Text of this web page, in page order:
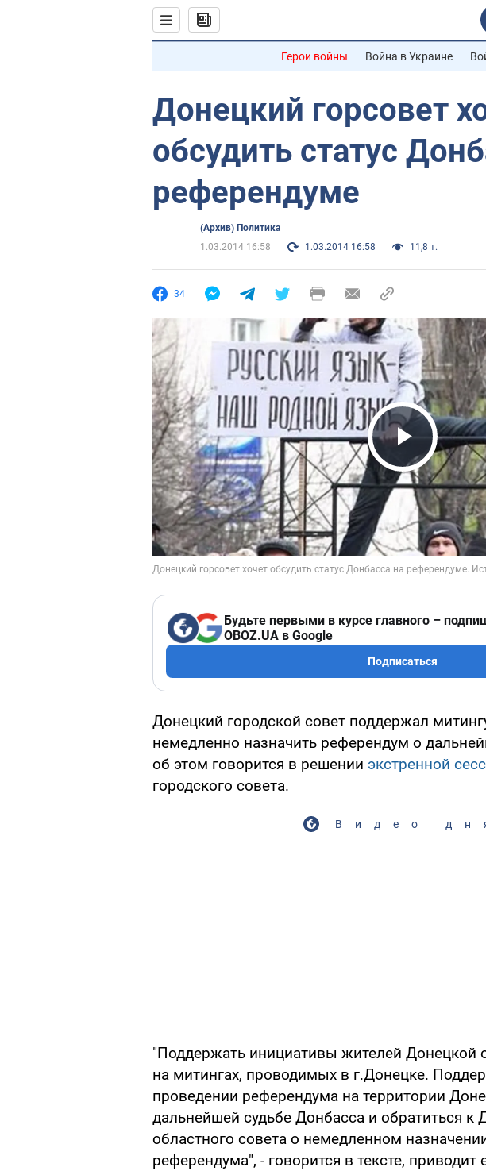
Герои войны Война в Украине
Донецкий горсовет
обсудить статус
референдуме
(Архив) Политика
1.03.2014 16:58
1.03.2014 16:58 11,8 т.
34
Play
Будьте первыми в курсе главного –
OBOZ.UA в Google
Подписаться
Донецкий городской совет поддержал
немедленно назначить референдум о
об этом говорится в решении экстренной
городского совета.
Видео
"Поддержать инициативы жителей Донецкой
на митингах, проводимых в г.Донецке.
проведении референдума на территории
дальнейшей судьбе Донбасса и обратиться к
областного совета о немедленном
референдума", - говорится в тексте, приводит